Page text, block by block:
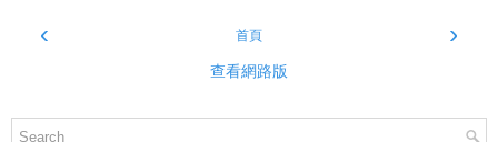
‹ ›
首頁
查看網路版